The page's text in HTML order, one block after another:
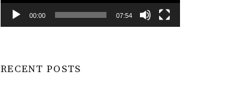
00:00 07:54
RECENT POSTS